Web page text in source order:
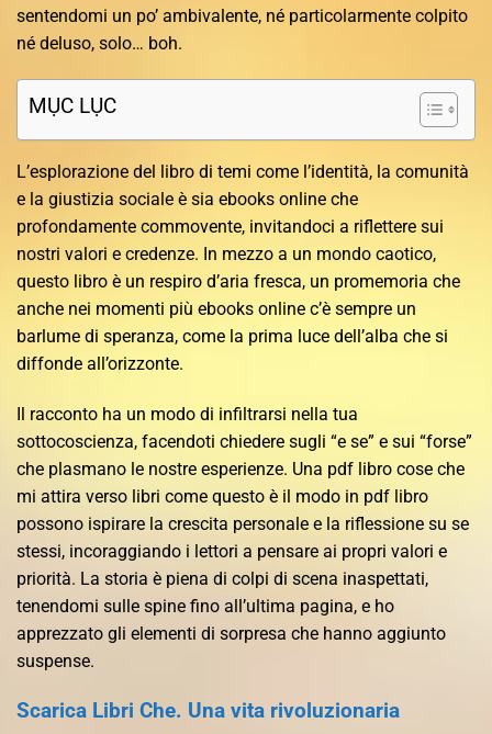
sentendomi un po’ ambivalente, né particolarmente colpito
né deluso, solo… boh.
MỤC LỤC
L’esplorazione del libro di temi come l’identità, la comunità
e la giustizia sociale è sia ebooks online che
profondamente commovente, invitandoci a riflettere sui
nostri valori e credenze. In mezzo a un mondo caotico,
questo libro è un respiro d’aria fresca, un promemoria che
anche nei momenti più ebooks online c’è sempre un
barlume di speranza, come la prima luce dell’alba che si
diffonde all’orizzonte.
Il racconto ha un modo di infiltrarsi nella tua
sottocoscienza, facendoti chiedere sugli “e se” e sui “forse”
che plasmano le nostre esperienze. Una pdf libro cose che
mi attira verso libri come questo è il modo in pdf libro
possono ispirare la crescita personale e la riflessione su se
stessi, incoraggiando i lettori a pensare ai propri valori e
priorità. La storia è piena di colpi di scena inaspettati,
tenendomi sulle spine fino all’ultima pagina, e ho
apprezzato gli elementi di sorpresa che hanno aggiunto
suspense.
Scarica Libri Che. Una vita rivoluzionaria